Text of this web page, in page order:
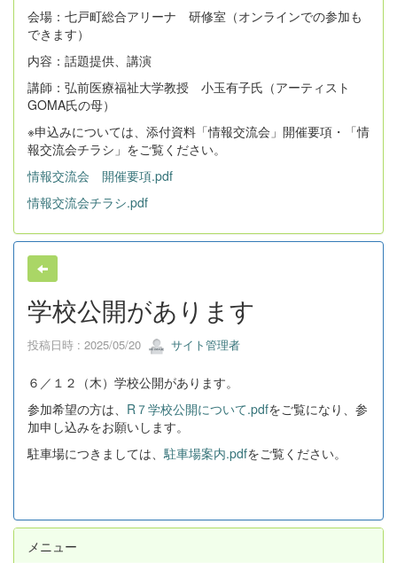
会場：七戸町総合アリーナ 研修室（オンラインでの参加も
できます）
内容：話題提供、講演
講師：弘前医療福祉大学教授 小玉有子氏（アーティスト
GOMA氏の母）
※申込みについては、添付資料「情報交流会」開催要項・「情
報交流会チラシ」をご覧ください。
情報交流会 開催要項.pdf
情報交流会チラシ.pdf
学校公開があります
投稿日時 : 2025/05/20 サイト管理者
６／１２（木）学校公開があります。
参加希望の方は、 R７学校公開について.pdfをご覧になり、参
加申し込みをお願いします。
駐車場につきましては、 駐車場案内.pdfをご覧ください。
メニュー